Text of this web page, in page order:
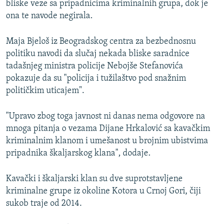
bliske veze sa pripadnicima kriminalnih grupa, dok je
ona te navode negirala.
Maja Bjeloš iz Beogradskog centra za bezbednosnu
politiku navodi da slučaj nekada bliske saradnice
tadašnjeg ministra policije Nebojše Stefanovića
pokazuje da su "policija i tužilaštvo pod snažnim
političkim uticajem".
"Upravo zbog toga javnost ni danas nema odgovore na
mnoga pitanja o vezama Dijane Hrkalović sa kavačkim
kriminalnim klanom i umešanost u brojnim ubistvima
pripadnika škaljarskog klana", dodaje.
Kavački i škaljarski klan su dve suprotstavljene
kriminalne grupe iz okoline Kotora u Crnoj Gori, čiji
sukob traje od 2014.